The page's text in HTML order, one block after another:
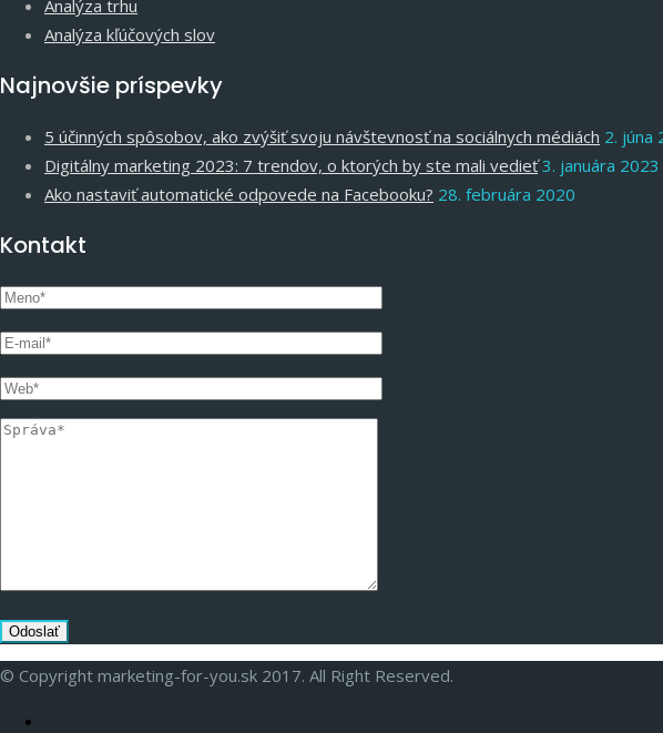
Analýza trhu
Analýza kľúčových slov
Najnovšie príspevky
5 účinných spôsobov, ako zvýšiť svoju návštevnosť na sociálnych médiách 2. júna
Digitálny marketing 2023: 7 trendov, o ktorých by ste mali vedieť 3. januára 2023
Ako nastaviť automatické odpovede na Facebooku? 28. februára 2020
Kontakt
© Copyright marketing-for-you.sk 2017. All Right Reserved.